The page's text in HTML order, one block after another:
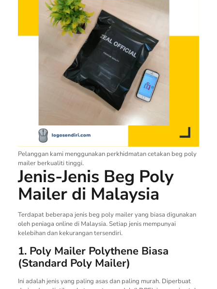
Pelanggan kami menggunakan perkhidmatan cetakan beg poly
mailer berkualiti tinggi.
Jenis-Jenis Beg Poly
Mailer di Malaysia
Terdapat beberapa jenis beg poly mailer yang biasa digunakan
oleh peniaga online di Malaysia. Setiap jenis mempunyai
kelebihan dan kekurangan tersendiri.
1. Poly Mailer Polythene Biasa
(Standard Poly Mailer)
Ini adalah jenis yang paling asas dan paling murah. Diperbuat